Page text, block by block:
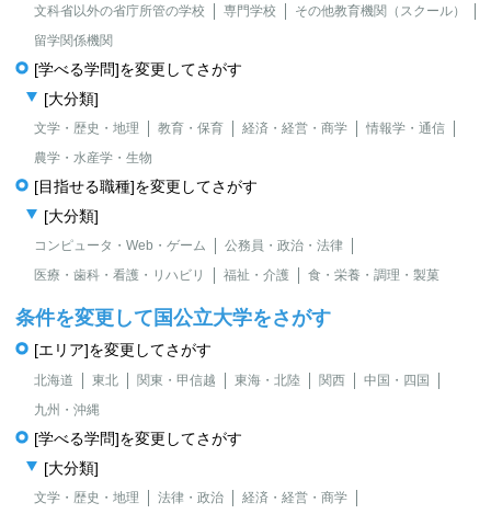
文科省以外の省庁所管の学校
専門学校
その他教育機関（スクール）
留学関係機関
[学べる学問]を変更してさがす
[大分類]
文学・歴史・地理 教育・保育 経済・経営・商学
情報学・通信
農学・水産学・生物
[目指せる職種]を変更してさがす
[大分類]
コンピュータ・Web・ゲーム
公務員・政治・法律
医療・歯科・看護・リハビリ
福祉・介護 食・栄養・調理・製菓
条件を変更して国公立大学をさがす
[エリア]を変更してさがす
北海道 東北 関東・甲信越 東海・北陸 関西
中国・四国
九州・沖縄
[学べる学問]を変更してさがす
[大分類]
文学・歴史・地理 法律・政治
経済・経営・商学